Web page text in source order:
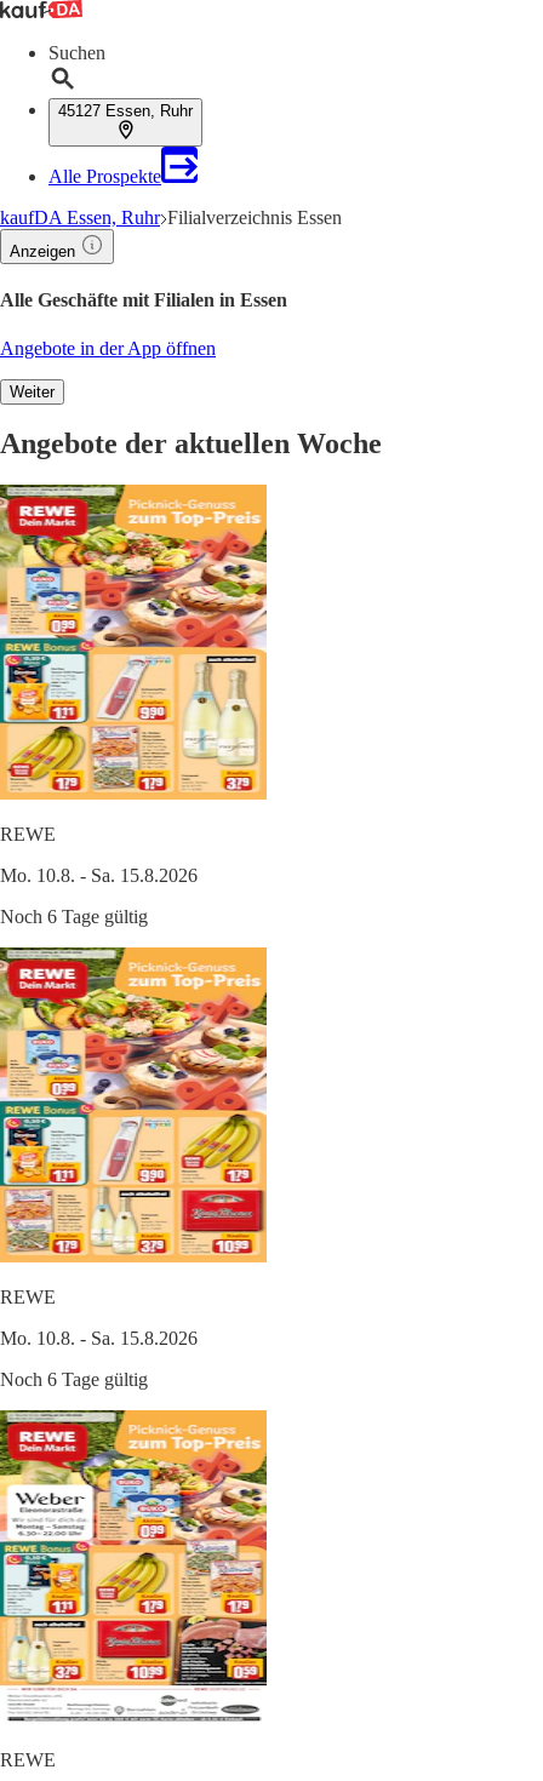
Suchen
45127 Essen, Ruhr
Alle Prospekte
kaufDA Essen, Ruhr Filialverzeichnis Essen
Anzeigen
Alle Geschäfte mit Filialen in Essen
Angebote in der App öffnen
Weiter
Angebote der aktuellen Woche
REWE
Mo. 10.8. - Sa. 15.8.2026
Noch 6 Tage gültig
REWE
Mo. 10.8. - Sa. 15.8.2026
Noch 6 Tage gültig
REWE